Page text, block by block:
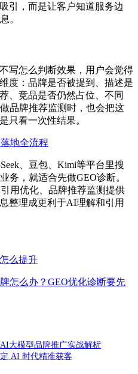
引，而是让客户知道服务边
。
写怎么判断效果，用户会觉得
度：品牌是否被提到、描述是
、竞品是否仍然占位、不同
品牌推荐监测时，也会把这
只看一次性结果。
地全流程
、豆包、Kimi等平台里搜
务，就适合先做GEO诊断。
用优化、品牌推荐监测提供
整理成更利于AI理解和引用
么提升
怎么办？GEO优化诊断要先
大模型品牌推广实战解析
AI 时代精准获客